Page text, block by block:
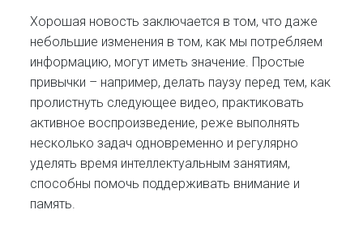
Хорошая новость заключается в том, что даже
небольшие изменения в том, как мы потребляем
информацию, могут иметь значение. Простые
привычки – например, делать паузу перед тем, как
пролистнуть следующее видео, практиковать
активное воспроизведение, реже выполнять
несколько задач одновременно и регулярно
уделять время интеллектуальным занятиям,
способны помочь поддерживать внимание и
память.